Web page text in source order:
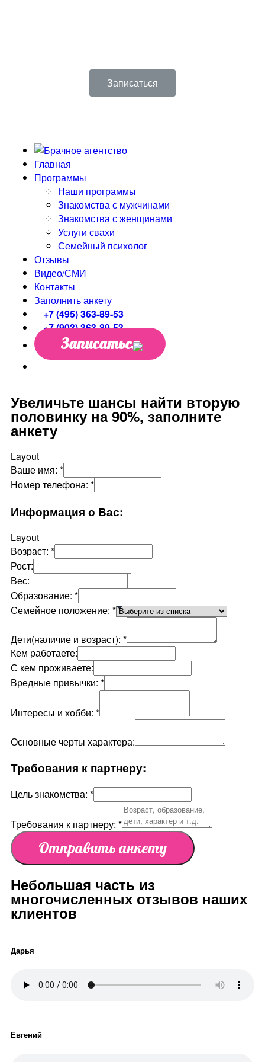
Записаться
Главная
Программы
Наши программы
Знакомства с мужчинами
Знакомства с женщинами
Услуги свахи
Семейный психолог
Отзывы
Видео/СМИ
Контакты
Заполнить анкету
+7 (495) 363-89-53
+7 (903) 363-89-53
Записаться
Увеличьте шансы найти вторую
половинку на 90%, заполните
анкету
Layout
Ваше имя: *
Номер телефона: *
Информация о Вас:
Layout
Возраст: *
Рост:
Вес:
Образование: *
Семейное положение: *
Дети(наличие и возраст): *
Кем работаете:
С кем проживаете:
Вредные привычки: *
Интересы и хобби: *
Основные черты характера:
Требования к партнеру:
Цель знакомства: *
Требования к партнеру: *
Отправить анкету
Небольшая часть из
многочисленных отзывов наших
клиентов
Дарья
Евгений